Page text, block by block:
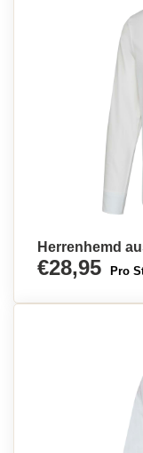
Herrenhemd
€28,95 Pro